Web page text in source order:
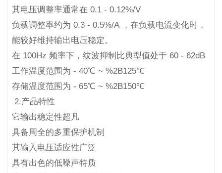
其电压调整率通常在 0.1 - 0.12%/V
负载调整率约为 0.3 - 0.5%/A ，在负载电流变化时，
能较好维持输出电压稳定。
在 100Hz 频率下，纹波抑制比典型值处于 60 - 62dB
工作温度范围为 - 40℃ ~ %2B125℃
存储温度范围为 - 65℃ ~ %2B150℃
2.产品特性
它输出稳定性超凡
具备周全的多重保护机制
其输入电压适应性广泛
具有出色的低噪声特质